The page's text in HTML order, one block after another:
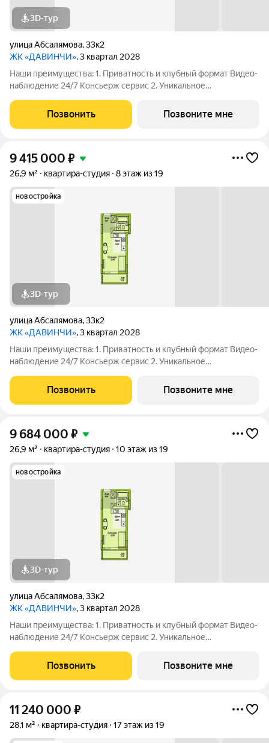
3D-тур
улица Абсалямова,33к2
ЖК «ДАВИНЧИ», 3 квартал 2028
Наши преимущества: 1. Приватность и клубный формат Видео-
наблюдение 24/7 Консьерж сервис 2. Уникальное
этаже Библиотека Спортивная зона Детский уголок 3.
Комфортный паркинг Закрытый паркинг на 1
Позвонить Позвоните мне
9 415 000 ₽
26,9 м² квартира-студия 8 этаж из 19
новостройка
3D-тур
улица Абсалямова,33к2
ЖК «ДАВИНЧИ», 3 квартал 2028
Наши преимущества: 1. Приватность и клубный формат Видео-
наблюдение 24/7 Консьерж сервис 2. Уникальное
этаже Библиотека Спортивная зона Детский уголок 3.
Комфортный паркинг Закрытый паркинг на 1
Позвонить Позвоните мне
9 684 000 ₽
26,9 м² квартира-студия 10 этаж из 19
новостройка
3D-тур
улица Абсалямова,33к2
ЖК «ДАВИНЧИ», 3 квартал 2028
Наши преимущества: 1. Приватность и клубный формат Видео-
наблюдение 24/7 Консьерж сервис 2. Уникальное
этаже Библиотека Спортивная зона Детский уголок 3.
Комфортный паркинг Закрытый паркинг на 1
Позвонить Позвоните мне
11 240 000 ₽
28,1 м² квартира-студия 17 этаж из 19